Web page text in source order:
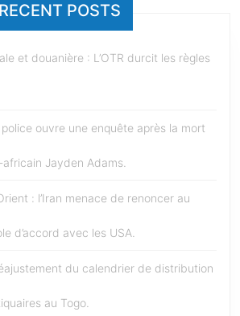
RECENT POSTS
et douanière : L’OTR durcit les règles
ouvre une enquête après la mort
Jayden Adams.
: l’Iran menace de renoncer au
d’accord avec les USA.
du calendrier de distribution
au Togo.